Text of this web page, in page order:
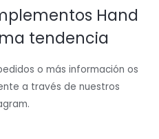
Hand
tendencia
o más información os
a través de nuestros